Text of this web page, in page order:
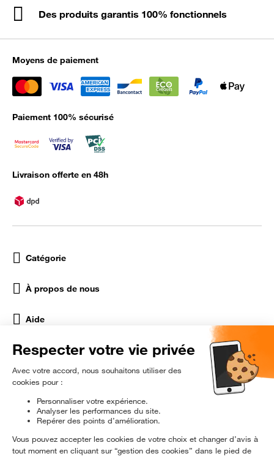
Des produits garantis 100% fonctionnels
Moyens de paiement
Paiement 100% sécurisé
Livraison offerte en 48h
Catégorie
À propos de nous
Aide
Réseaux Sociaux
rɘconditionné